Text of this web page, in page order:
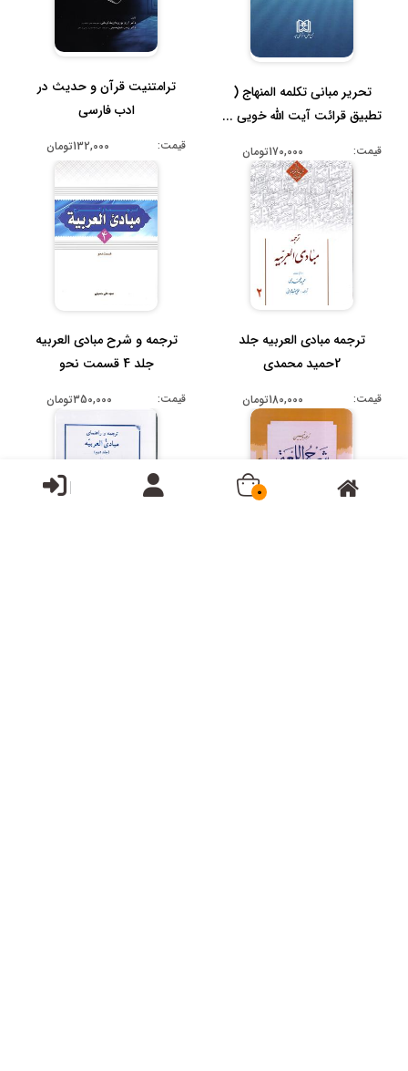
تحریر مبانی تکلمه المنهاج (
تطبیق قرائت آیت الله خویی ...
قیمت: 170,000تومان
ترامتنیت قرآن و حدیث در
ادب فارسی
قیمت: 132,000تومان
ترجمه مبادی العربیه جلد
2حمید محمدی
قیمت: 180,000تومان
ترجمه و شرح مبادی العربیه
جلد 4 قسمت نحو
قیمت: 350,000تومان
0